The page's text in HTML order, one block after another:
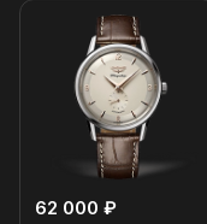
62 000 ₽